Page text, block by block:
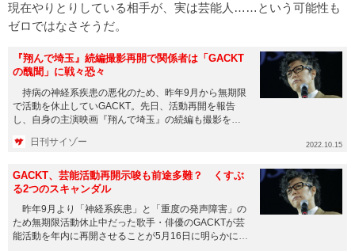
現在やりとりしている相手が、実は芸能人……という可能性も
ゼロではなさそうだ。
『翔んで埼玉』続編撮影再開で関係者は「GACKT
の醜聞」に戦々恐々
持病の神経系疾患の悪化のため、昨年9月から無期限
で活動を休止していGACKT。先日、活動再開を報告
し、自身の主演映画『翔んで埼玉』の続編も撮影を再
日刊サイゾー 2022.10.15
GACKT、芸能活動再開示唆も前途多難？ くすぶ
る2つのスキャンダル
昨年9月より「神経系疾患」と「重度の発声障害」の
ため無期限活動休止中だった歌手・俳優のGACKTが芸
能活動を年内に再開させることが5月16日に明らかにな